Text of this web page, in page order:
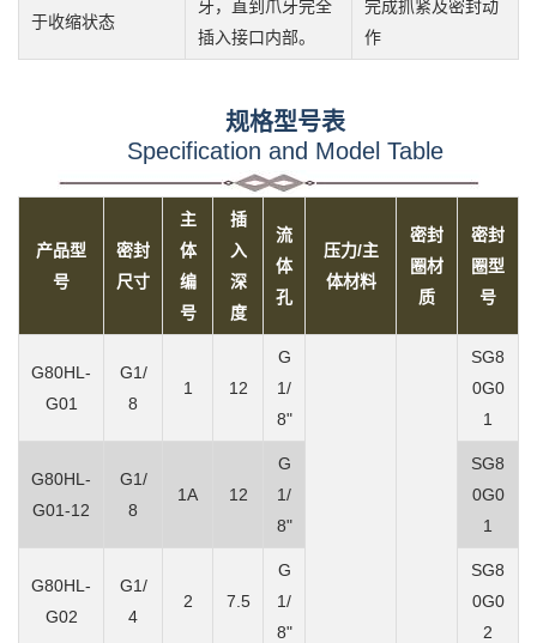
于收缩状态
牙，直到爪牙完全
插入接口内部。
完成抓紧及密封动
作
规格型号表
Specification and Model Table
产品型
号
密封
尺寸
主
体
编
号
插
入
深
度
流
体
孔
压力/主
体材料
密封
圈材
质
密封
圈型
号
G80HL-
G01
G1/
8
1 12
G
1/
8"
SG8
0G0
1
G80HL-
G01-12
G1/
8
1A 12
G
1/
8"
SG8
0G0
1
G80HL-
G02
G1/
4
2 7.5
G
1/
8"
SG8
0G0
2